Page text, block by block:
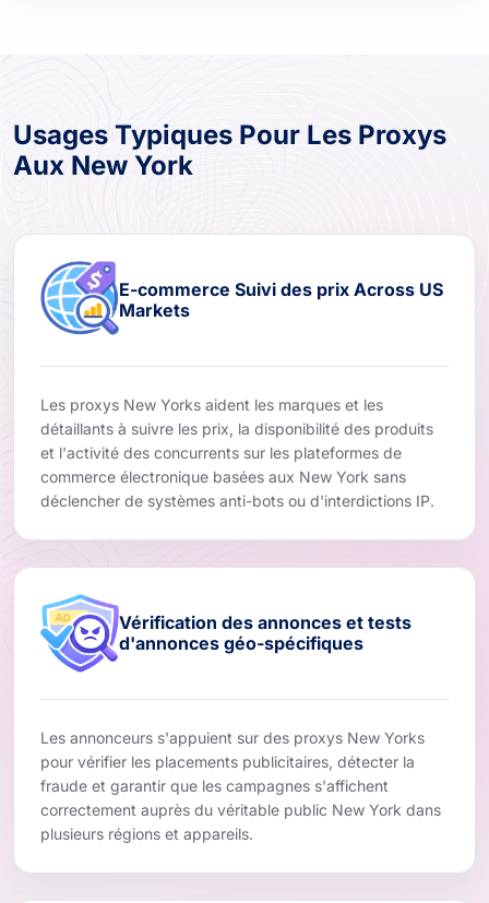
Usages Typiques Pour Les Proxys
Aux New York
E-commerce Suivi des prix Across US
Markets
Les proxys New Yorks aident les marques et les
détaillants à suivre les prix, la disponibilité des produits
et l'activité des concurrents sur les plateformes de
commerce électronique basées aux New York sans
déclencher de systèmes anti-bots ou d'interdictions IP.
Vérification des annonces et tests
d'annonces géo-spécifiques
Les annonceurs s'appuient sur des proxys New Yorks
pour vérifier les placements publicitaires, détecter la
fraude et garantir que les campagnes s'affichent
correctement auprès du véritable public New York dans
plusieurs régions et appareils.